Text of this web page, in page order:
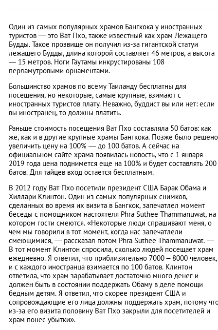
Один из самых популярных храмов Бангкока у иностранных
туристов — это Ват Пхо, также известный как храм Лежащего
Будды. Такое прозвище он получил из-за гигантской статуи
лежащего Будды, длина которой составляет 46 метров, а высота
— 15 метров. Ноги Гаутамы инкрустированы 108
перламутровыми орнаментами.
Большинство храмов по всему Таиланду бесплатны для
посещения, но некоторые, самые крупные, взимают с
иностранных туристов плату. Неважно, буддист вы или нет: если
вы иностранец, то должны платить.
Раньше стоимость посещения Ват Пхо составляла 50 батов: как
же, как и в другие крупные храмы Бангкока. Позже было решено
увеличить цену на 100% — до 100 батов. А сейчас на
официальном сайте храма появилась новость, что с 1 января
2019 года цена поднимется еще на 100% и будет составлять 200
батов. Для тайцев вход остается бесплатным.
В 2012 году Ват Пхо посетили президент США Барак Обама и
Хиллари Клинтон. Один из самых популярных снимков,
сделанных во время их визита в Бангкок, запечатлел момент
беседы с помощником настоятеля Phra Suthee Thammanuwat, на
котором гости смеются. «Некоторые люди спрашивают меня, о
чем мы говорили в тот момент, когда нас запечатлели
смеющимися, — рассказал потом Phra Suthee Thammanuwat. —
В тот момент Клинтон спросила, сколько людей посещает храм
ежедневно. Я ответил, что приблизительно 7000 – 8000 человек,
и с каждого иностранца взимается по 100 батов. Клинтон
ответила, что храм зарабатывает достаточно много денег и
должен быть в состоянии поддержать Обаму в деле помощи
бедным детям. Я ответил, что скорее президент США и
сопровождающие его лица должны поддержать храм, потому
из-за его визита половину Ват Пхо закрыли для посетителей и
храм понес убытки».